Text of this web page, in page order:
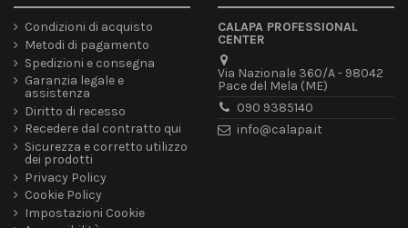
Condizioni di acquisto
Metodi di pagamento
Spedizioni e consegna
Garanzia legale e
assistenza
Diritto di recesso
Recedere dal contratto qui
Sicurezza e corretto utilizzo
dei prodotti
Privacy Policy
Cookie Policy
Impostazioni Cookie
CALAPA PROFESSIONAL
CENTER
Via Nazionale 360/A - 98042
Pace del Mela (ME)
090 9385140
info@calapa.it